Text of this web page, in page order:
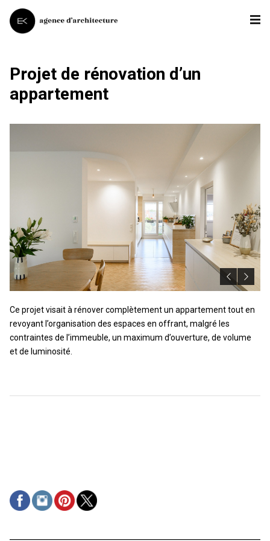
Projet de rénovation d’un
appartement
Ce projet visait à rénover complètement un appartement tout en
revoyant l’organisation des espaces en offrant, malgré les
contraintes de l’immeuble, un maximum d’ouverture, de volume
et de luminosité.